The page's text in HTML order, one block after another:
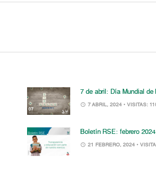
7 de abril: Día Mundial de
7 ABRIL, 2024 • VISITAS:
Boletín RSE: febrero 2024
21 FEBRERO, 2024 •